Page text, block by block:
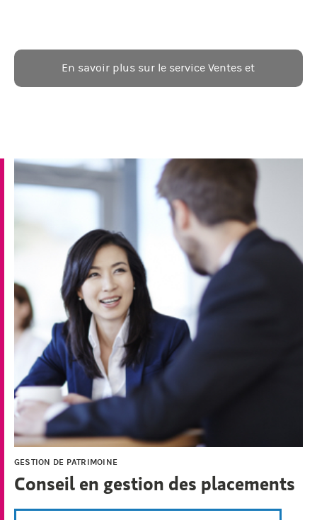
En savoir plus sur le service Ventes et
GESTION DE PATRIMOINE
Conseil en gestion des placements